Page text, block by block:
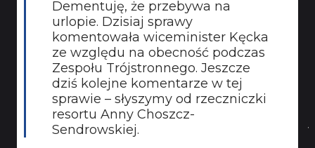
Dementuję, że przebywa na
urlopie. Dzisiaj sprawy
komentowała wiceminister Kęcka
ze względu na obecność podczas
Zespołu Trójstronnego. Jeszcze
dziś kolejne komentarze w tej
sprawie – słyszymy od rzeczniczki
resortu Anny Choszcz-
Sendrowskiej.